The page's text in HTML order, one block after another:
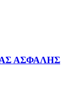
ΑΣΦΑΛΗΣ